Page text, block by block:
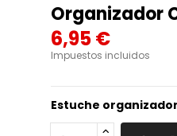
Organizador
6,95 €
Impuestos incluidos
Estuche